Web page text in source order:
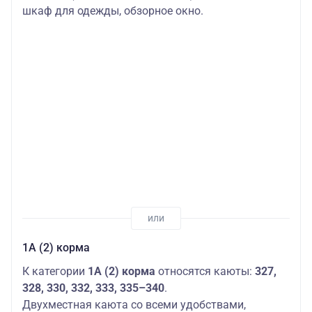
шкаф для одежды, обзорное окно.
1А (2) корма
К категории 1А (2) корма относятся каюты: 327,
328, 330, 332, 333, 335–340.
Двухместная каюта со всеми удобствами,